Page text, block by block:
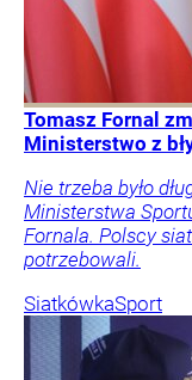
Tomasz Fornal
Ministerstwo z
Nie trzeba było
Ministerstwa
Fornala. Polscy
potrzebowali.
SiatkówkaSport